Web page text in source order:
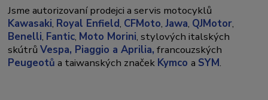
Jsme autorizovaní prodejci a servis motocyklů
Kawasaki, Royal Enfield, CFMoto,Jawa, QJMotor,
Benelli, Fantic, Moto Morini, stylových italských
skútrůVespa, Piaggio a Aprilia, francouzských
Peugeotů a taiwanských značek Kymcoa SYM.